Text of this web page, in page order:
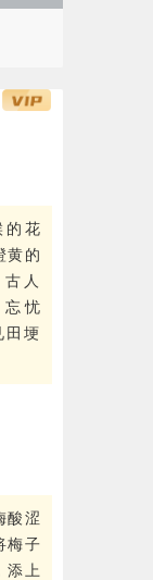
的花
黄的
人
忘忧
田埂
酸涩
梅子
添上